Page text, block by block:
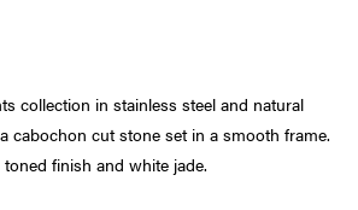
collection in stainless steel and natural
cabochon cut stone set in a smooth frame.
finish and white jade.